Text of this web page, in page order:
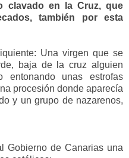
clavado en la Cruz, que
también por esta
Una virgen que se
baja de la cruz alguien
unas estrofas
procesión donde aparecía
y un grupo de nazarenos,
Gobierno de Canarias una